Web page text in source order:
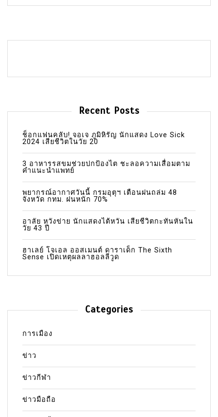
Recent Posts
ช็อกแฟนคลับ! จอเจ ภูมิหิรัญ นักแสดง Love Sick
2024 เสียชีวิตในวัย 20
3 อาหารรสขมช่วยปกป้องไต ชะลอความเสื่อมตาม
คำแนะนำแพทย์
พยากรณ์อากาศวันนี้ กรมอุตุฯ เตือนฝนถล่ม 48
จังหวัด กทม. ฝนหนัก 70%
อาลัย หวังข่าย นักแสดงไต้หวัน เสียชีวิตกะทันหันใน
วัย 43 ปี
ฮาเลย์ โจเอล ออสเมนต์ ดาราเด็ก The Sixth
Sense เปิดเหตุผลลาฮอลลีวูด
Categories
การเมือง
ข่าว
ข่าวกีฬา
ข่าวมือถือ